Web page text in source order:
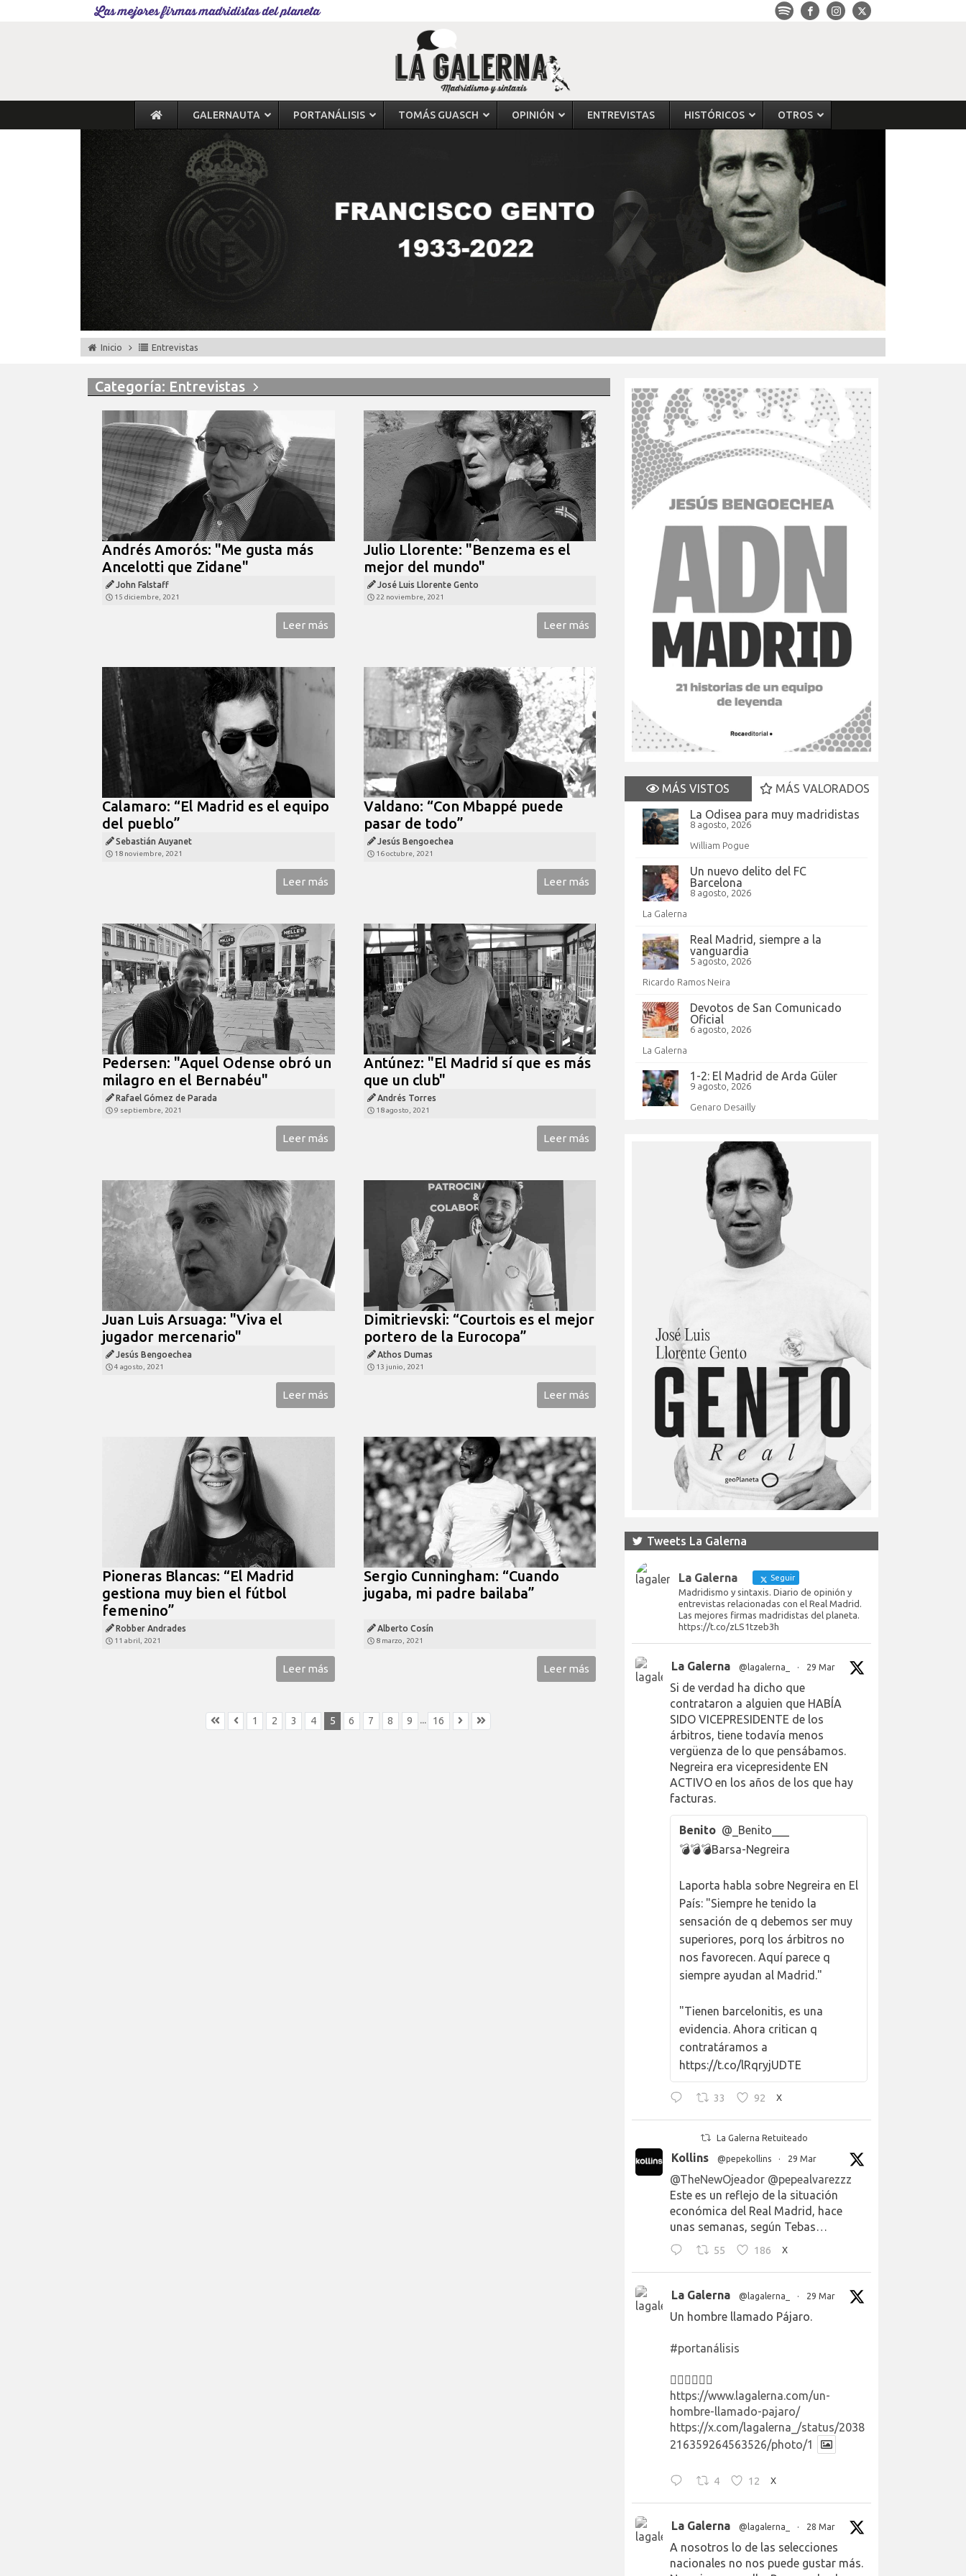
Las mejores firmas madridistas del planeta
GALERNAUTA PORTANÁLISIS TOMÁS GUASCH OPINIÓN ENTREVISTAS HISTÓRICOS OTROS
Inicio Entrevistas
Categoría: Entrevistas
Andrés Amorós: "Me gusta más
Ancelotti que Zidane"
John Falstaff
15 diciembre, 2021
Leer más
Julio Llorente: "Benzema es el
mejor del mundo"
José Luis Llorente Gento
22 noviembre, 2021
Leer más
Calamaro: “El Madrid es el equipo
del pueblo”
Sebastián Auyanet
18 noviembre, 2021
Leer más
Valdano: “Con Mbappé puede
pasar de todo”
Jesús Bengoechea
16 octubre, 2021
Leer más
Pedersen: "Aquel Odense obró un
milagro en el Bernabéu"
Rafael Gómez de Parada
9 septiembre, 2021
Leer más
Antúnez: "El Madrid sí que es más
que un club"
Andrés Torres
18 agosto, 2021
Leer más
Juan Luis Arsuaga: "Viva el
jugador mercenario"
Jesús Bengoechea
4 agosto, 2021
Leer más
Dimitrievski: “Courtois es el mejor
portero de la Eurocopa”
Athos Dumas
13 junio, 2021
Leer más
Pioneras Blancas: “El Madrid
gestiona muy bien el fútbol
femenino”
Robber Andrades
11 abril, 2021
Leer más
Sergio Cunningham: “Cuando
jugaba, mi padre bailaba”
Alberto Cosín
8 marzo, 2021
Leer más
1 2 3 4 5 6 7 8 9 ... 16
MÁS VISTOS
MÁS VALORADOS
La Odisea para muy madridistas
8 agosto, 2026
William Pogue
Un nuevo delito del FC
Barcelona
8 agosto, 2026
La Galerna
Real Madrid, siempre a la
vanguardia
5 agosto, 2026
Ricardo Ramos Neira
Devotos de San Comunicado
Oficial
6 agosto, 2026
La Galerna
1-2: El Madrid de Arda Güler
9 agosto, 2026
Genaro Desailly
Tweets La Galerna
La Galerna Seguir
Madridismo y sintaxis. Diario de opinión y
entrevistas relacionadas con el Real Madrid.
Las mejores firmas madridistas del planeta.
https://t.co/zLS1tzeb3h
La Galerna @lagalerna_ · 29 Mar
Si de verdad ha dicho que
contrataron a alguien que HABÍA
SIDO VICEPRESIDENTE de los
árbitros, tiene todavía menos
vergüenza de lo que pensábamos.
Negreira era vicepresidente EN
ACTIVO en los años de los que hay
facturas.
Benito @_Benito___
💣💣💣Barsa-Negreira
Laporta habla sobre Negreira en El
País: "Siempre he tenido la
sensación de q debemos ser muy
superiores, porq los árbitros no
nos favorecen. Aquí parece q
siempre ayudan al Madrid."
"Tienen barcelonitis, es una
evidencia. Ahora critican q
contratáramos a
https://t.co/lRqryjUDTE
33 92 X
La Galerna Retuiteado
Kollins @pepekollins · 29 Mar
@TheNewOjeador @pepealvarezzz
Este es un reflejo de la situación
económica del Real Madrid, hace
unas semanas, según Tebas…
55 186 X
La Galerna @lagalerna_ · 29 Mar
Un hombre llamado Pájaro.
#portanálisis
👉🏻👉🏻👉🏻
https://www.lagalerna.com/un-
hombre-llamado-pajaro/
https://x.com/lagalerna_/status/2038
216359264563526/photo/1
4 12 X
La Galerna @lagalerna_ · 28 Mar
A nosotros lo de las selecciones
nacionales no nos puede gustar más.